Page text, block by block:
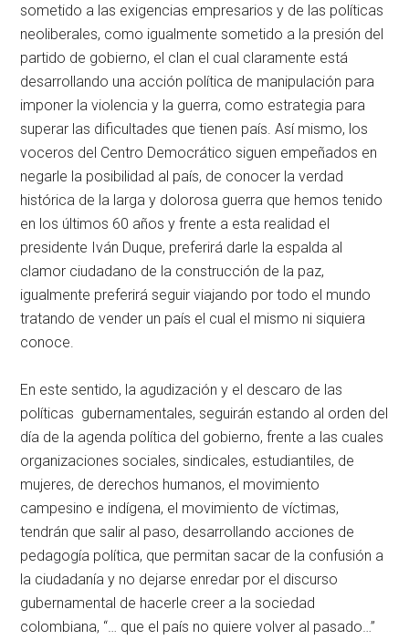
sometido a las exigencias empresarios y de las políticas
neoliberales, como igualmente sometido a la presión del
partido de gobierno, el clan el cual claramente está
desarrollando una acción política de manipulación para
imponer la violencia y la guerra, como estrategia para
superar las dificultades que tienen país. Así mismo, los
voceros del Centro Democrático siguen empeñados en
negarle la posibilidad al país, de conocer la verdad
histórica de la larga y dolorosa guerra que hemos tenido
en los últimos 60 años y frente a esta realidad el
presidente Iván Duque, preferirá darle la espalda al
clamor ciudadano de la construcción de la paz,
igualmente preferirá seguir viajando por todo el mundo
tratando de vender un país el cual el mismo ni siquiera
conoce.
En este sentido, la agudización y el descaro de las
políticas gubernamentales, seguirán estando al orden del
día de la agenda política del gobierno, frente a las cuales
organizaciones sociales, sindicales, estudiantiles, de
mujeres, de derechos humanos, el movimiento
campesino e indígena, el movimiento de víctimas,
tendrán que salir al paso, desarrollando acciones de
pedagogía política, que permitan sacar de la confusión a
la ciudadanía y no dejarse enredar por el discurso
gubernamental de hacerle creer a la sociedad
colombiana, “… que el país no quiere volver al pasado…”